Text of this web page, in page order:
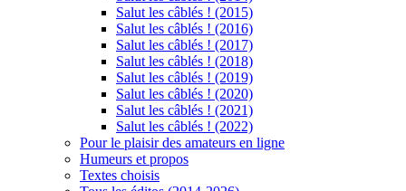
Salut les câblés ! (2015)
Salut les câblés ! (2016)
Salut les câblés ! (2017)
Salut les câblés ! (2018)
Salut les câblés ! (2019)
Salut les câblés ! (2020)
Salut les câblés ! (2021)
Salut les câblés ! (2022)
Pour le plaisir des amateurs en ligne
Humeurs et propos
Textes choisis